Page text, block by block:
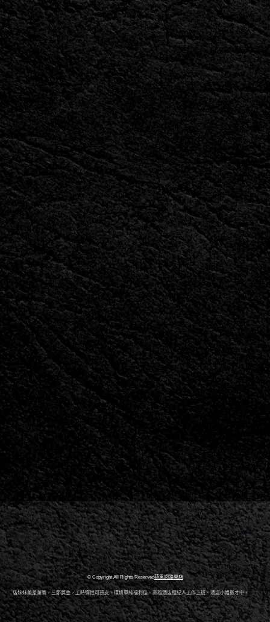
© Copyright All Rights Reserved蘋果網路開店
酒店妹妹兼差兼職，三節獎金，工時彈性可預支，環境單純福利佳。高雄酒店經紀人工作上班。酒店小姐徵才中。